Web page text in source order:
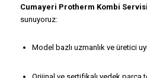
Cumayeri Protherm Kombi Servisi
sunuyoruz:
Model bazlı uzmanlık ve üretici